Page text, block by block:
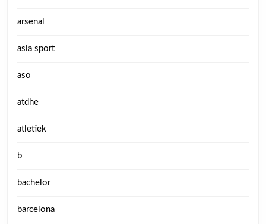
arsenal
asia sport
aso
atdhe
atletiek
b
bachelor
barcelona